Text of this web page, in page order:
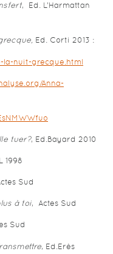
, Ed. L’Harmattan
Ed. Corti 2013 :
la-nuit-grecque.html
Anna-
tuer?, Ed.Bayard 2010
1998
Sud
à toi, Actes Sud
Sud
, Ed.Erès